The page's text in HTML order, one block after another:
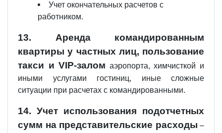
Учет окончательных расчетов с
работником.
13. Аренда командированным
квартиры у частных лиц, пользование
такси и VIP-залом аэропорта, химчисткой и
иными услугами гостиниц, иные сложные
ситуации при расчетах с командированными.
14. Учет использования подотчетных
сумм на представительские расходы –